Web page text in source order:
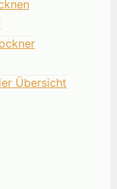
Übersicht